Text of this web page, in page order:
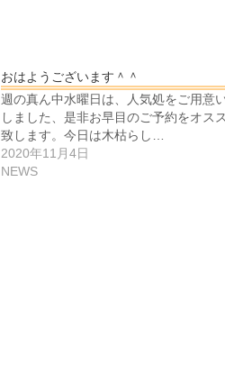
おはようございます＾＾
週の真ん中水曜日は、人気処をご用意
しました、是非お早目のご予約をオス
致します。今日は木枯らし…
2020年11月4日
NEWS